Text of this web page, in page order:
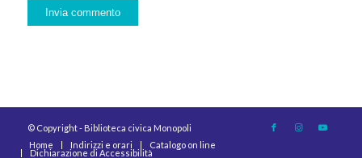
© Copyright - Biblioteca civica Monopoli
Home
Indirizzi e orari Catalogo on line
Dichiarazione di Accessibilità